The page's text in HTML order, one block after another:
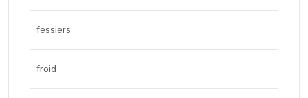
fessiers
froid